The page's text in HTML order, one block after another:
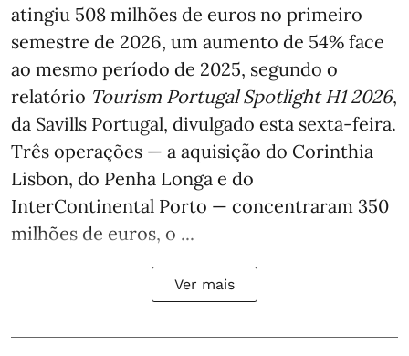
atingiu 508 milhões de euros no primeiro
semestre de 2026, um aumento de 54% face
ao mesmo período de 2025, segundo o
relatório Tourism Portugal Spotlight H1 2026,
da Savills Portugal, divulgado esta sexta-feira.
Três operações — a aquisição do Corinthia
Lisbon, do Penha Longa e do
InterContinental Porto — concentraram 350
milhões de euros, o ...
Ver mais